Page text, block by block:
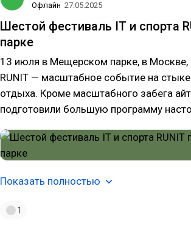
Офлайн 27.05.2025
Шестой фестиваль IT и спорта
парке
13 июля в Мещерском парке, в Москве,
RUNIT — масштабное событие на стыке
отдыха. Кроме масштабного забега
подготовили большую программу
Показать полностью
1